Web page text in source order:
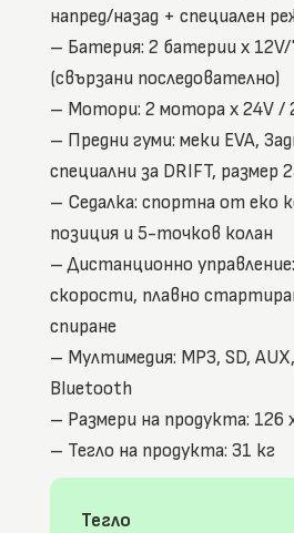
напред/назад + специален
– Батерия: 2 батерии x
(свързани последователно)
– Мотори: 2 мотора x 24V /
– Предни гуми: меки EVA,
специални за DRIFT, размер
– Седалка: спортна от еко
позиция и 5-точков колан
– Дистанционно
скорости, плавно
спиране
– Мултимедия: MP3, SD,
Bluetooth
– Размери на продукта: 126
– Тегло на продукта: 31 кг
Тегло